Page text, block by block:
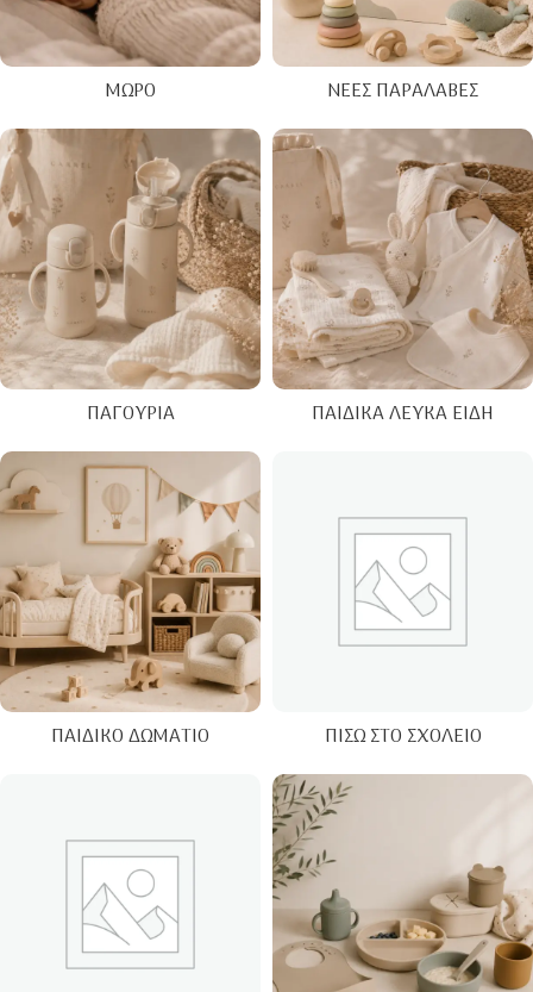
ΜΩΡΌ ΝΈΕΣ ΠΑΡΑΛΑΒΈΣ
ΠΑΓΟΎΡΙΑ ΠΑΙΔΙΚΆ ΛΕΥΚΆ ΕΊΔΗ
ΠΑΙΔΙΚΌ ΔΩΜΆΤΙΟ ΠΊΣΩ ΣΤΟ ΣΧΟΛΕΊΟ